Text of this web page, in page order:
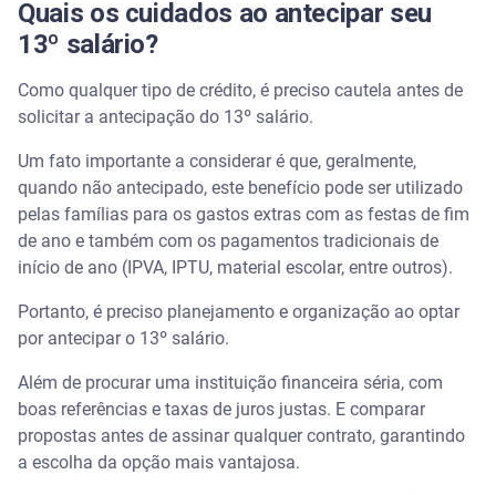
Quais os cuidados ao antecipar seu
13º salário?
Como qualquer tipo de crédito, é preciso cautela antes de
solicitar a antecipação do 13º salário.
Um fato importante a considerar é que, geralmente,
quando não antecipado, este benefício pode ser utilizado
pelas famílias para os gastos extras com as festas de fim
de ano e também com os pagamentos tradicionais de
início de ano (IPVA, IPTU, material escolar, entre outros).
Portanto, é preciso planejamento e organização ao optar
por antecipar o 13º salário.
Além de procurar uma instituição financeira séria, com
boas referências e taxas de juros justas. E comparar
propostas antes de assinar qualquer contrato, garantindo
a escolha da opção mais vantajosa.